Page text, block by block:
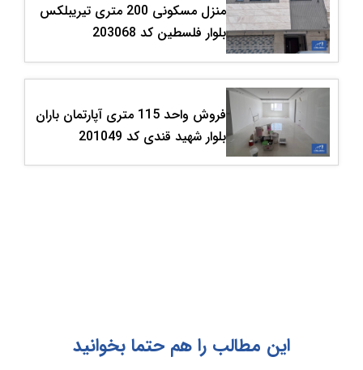
منزل مسکونی 200 متری تیریبلکس
بلوار فلسطین کد 203068
فروش واحد 115 متری آپارتمان باران
بلوار شهید قندی کد 201049
این مطالب را هم حتما بخوانید